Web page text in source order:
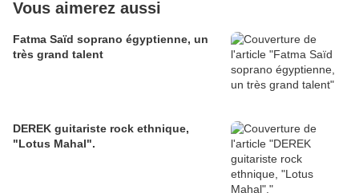
Vous aimerez aussi
Fatma Saïd soprano égyptienne, un
très grand talent
DEREK guitariste rock ethnique,
"Lotus Mahal".